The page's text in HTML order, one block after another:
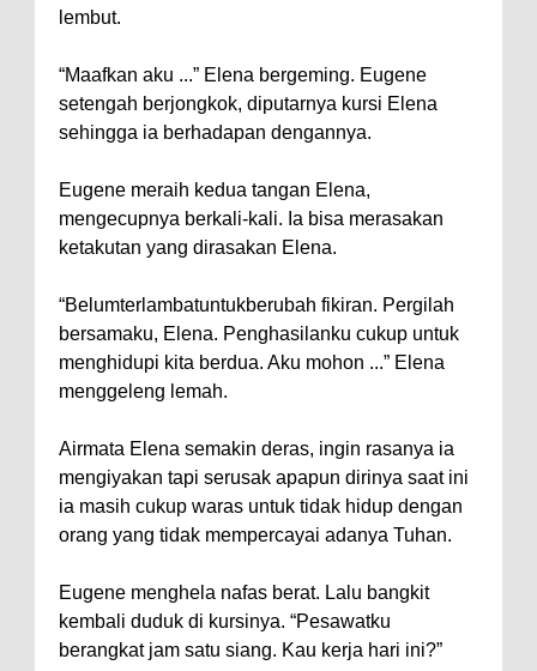
lembut.
“Maafkan aku ...” Elena bergeming. Eugene
setengah berjongkok, diputarnya kursi Elena
sehingga ia berhadapan dengannya.
Eugene meraih kedua tangan Elena,
mengecupnya berkali-kali. Ia bisa merasakan
ketakutan yang dirasakan Elena.
“Belumterlambatuntukberubah fikiran. Pergilah
bersamaku, Elena. Penghasilanku cukup untuk
menghidupi kita berdua. Aku mohon ...” Elena
menggeleng lemah.
Airmata Elena semakin deras, ingin rasanya ia
mengiyakan tapi serusak apapun dirinya saat ini
ia masih cukup waras untuk tidak hidup dengan
orang yang tidak mempercayai adanya Tuhan.
Eugene menghela nafas berat. Lalu bangkit
kembali duduk di kursinya. “Pesawatku
berangkat jam satu siang. Kau kerja hari ini?”